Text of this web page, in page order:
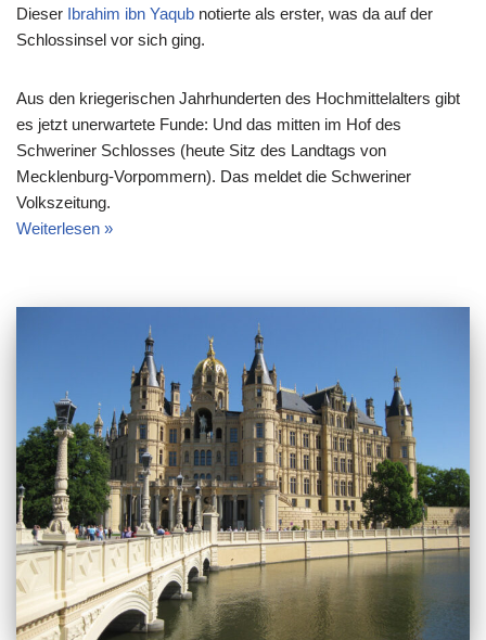
Dieser Ibrahim ibn Yaqub notierte als erster, was da auf der
Schlossinsel vor sich ging.
Aus den kriegerischen Jahrhunderten des Hochmittelalters gibt
es jetzt unerwartete Funde: Und das mitten im Hof des
Schweriner Schlosses (heute Sitz des Landtags von
Mecklenburg-Vorpommern). Das meldet die Schweriner
Volkszeitung.
Weiterlesen »